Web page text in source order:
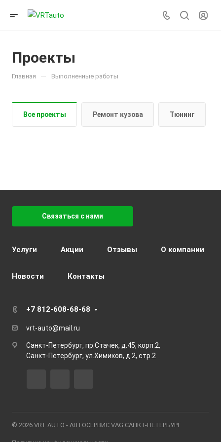
Проекты
Главная — Выполненные работы
Все проекты Ремонт кузова Тюнинг
Услуги Акции Отзывы О компании
Новости Контакты
Связаться с нами
+7 812-608-68-68
vrt-auto@mail.ru
Санкт-Петербург, пр.Стачек, д.45, корп.2,
Санкт-Петербург, ул.Химиков, д.2, стр.2
© 2026 VRT AUTO - АВТОСЕРВИС VAG САНКТ-ПЕТЕРБУРГ